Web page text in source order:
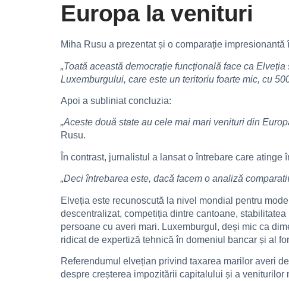
Europa la venituri
Miha Rusu a prezentat și o comparație
„Toată această democrație funcțională face ca
Luxemburgului, care este un teritoriu foarte mic, cu
Apoi a subliniat concluzia:
„Aceste două state au cele mai mari venituri din
Rusu.
În contrast, jurnalistul a lansat o întrebare care atinge
„Deci întrebarea este, dacă facem o analiză
Elveția este recunoscută la nivel mondial pentru
descentralizat, competiția dintre cantoane,
persoane cu averi mari. Luxemburgul, deși mic ca
ridicat de expertiză tehnică în domeniul bancar și al
Referendumul elvețian privind taxarea marilor averi
despre creșterea impozitării capitalului și a